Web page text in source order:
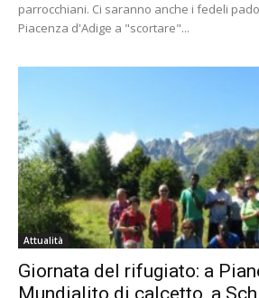
parrocchiani. Ci saranno anche i fedeli
Piacenza d'Adige a "scortare"...
Attualità
Giornata del rifugiato: a
Mundialito di calcetto, a